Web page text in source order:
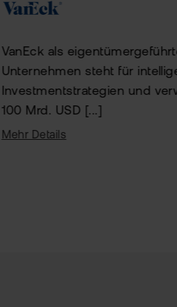
VanEck als
Unternehmen steht für
Investmentstrategien und
100 Mrd. USD [...]
Mehr Details